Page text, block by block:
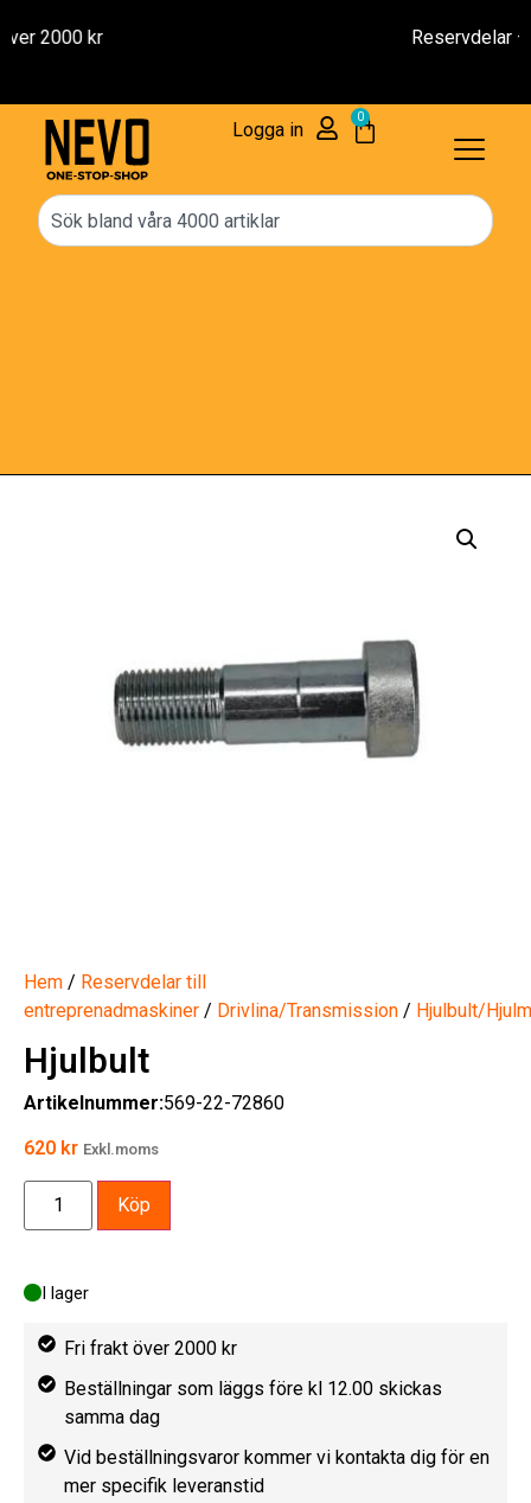
Reservdelar – 1 års Garanti
Logga in
0
Hem / Reservdelar till
entreprenadmaskiner / Drivlina/Transmission / Hjulbult/
Hjulbult
Artikelnummer:569-22-72860
620 kr Exkl.moms
I lager
Köp
Fri frakt över 2000 kr
Beställningar som läggs före kl 12.00 skickas
samma dag
Vid beställningsvaror kommer vi kontakta dig för en
mer specifik leveranstid